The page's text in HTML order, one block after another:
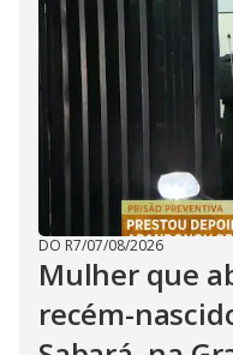
DO R7/07/08/2026
Mulher que
recém-